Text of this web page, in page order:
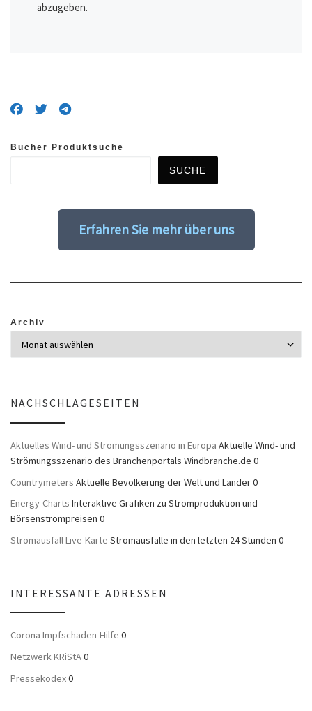
abzugeben.
Bücher Produktsuche
SUCHE
Erfahren Sie mehr über uns
Archiv
NACHSCHLAGESEITEN
Aktuelles Wind- und Strömungsszenario in Europa Aktuelle Wind- und
Strömungsszenario des Branchenportals Windbranche.de 0
Countrymeters Aktuelle Bevölkerung der Welt und Länder 0
Energy-Charts Interaktive Grafiken zu Stromproduktion und
Börsenstrompreisen 0
Stromausfall Live-Karte Stromausfälle in den letzten 24 Stunden 0
INTERESSANTE ADRESSEN
Corona Impfschaden-Hilfe 0
Netzwerk KRiStA0
Pressekodex0